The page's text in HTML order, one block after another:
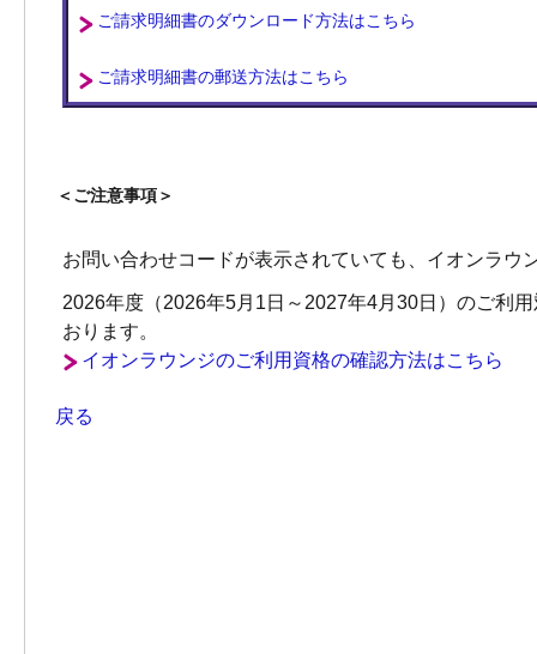
ご請求明細書のダウンロード方法はこちら
ご請求明細書の郵送方法はこちら
＜ご注意事項＞
お問い合わせコードが表示されていても、イオンラウ
2026年度（2026年5月1日～2027年4月30日）のご利
おります。
イオンラウンジのご利用資格の確認方法はこちら
戻る